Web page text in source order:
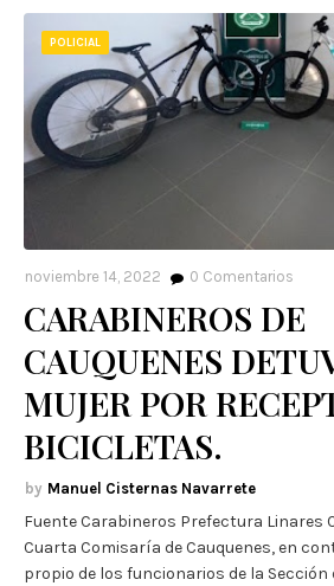
POLICIAL
noviembre 14, 2022 0 Comentarios
CARABINEROS DE
CAUQUENES
MUJER POR
BICICLETAS.
Manuel Cisternas Navarrete
Fuente Carabineros Prefectura Linares
Cuarta Comisaría de Cauquenes, en
propio de los funcionarios de la Sección